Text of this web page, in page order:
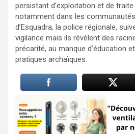
persistant d’exploitation et de traite
notamment dans les
d’Esquadra, la police régionale,
vigilance mais ils révèlent des
précarité, au manque d’éducation
pratiques archaïques.